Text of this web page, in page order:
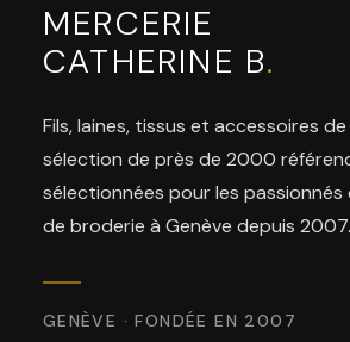
MERCERIE
CATHERINE B.
Fils, laines, tissus et accessoires
sélection de près de 2000
sélectionnées pour les
de broderie à Genève depuis 2007.
GENÈVE · FONDÉE EN 2007